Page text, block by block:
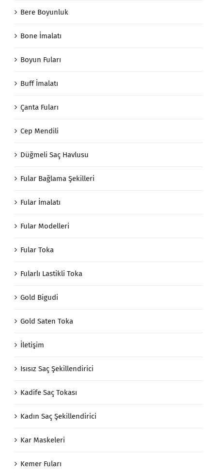
Bere Boyunluk
Bone İmalatı
Boyun Fuları
Buff İmalatı
Çanta Fuları
Cep Mendili
Düğmeli Saç Havlusu
Fular Bağlama Şekilleri
Fular İmalatı
Fular Modelleri
Fular Toka
Fularlı Lastikli Toka
Gold Bigudi
Gold Saten Toka
İletişim
Isısız Saç Şekillendirici
Kadife Saç Tokası
Kadın Saç Şekillendirici
Kar Maskeleri
Kemer Fuları